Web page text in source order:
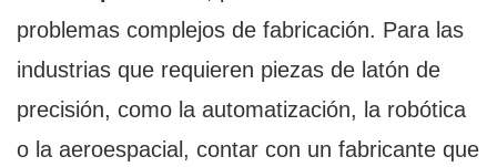
problemas complejos de fabricación. Para las
industrias que requieren piezas de latón de
precisión, como la automatización, la robótica
o la aeroespacial, contar con un fabricante que